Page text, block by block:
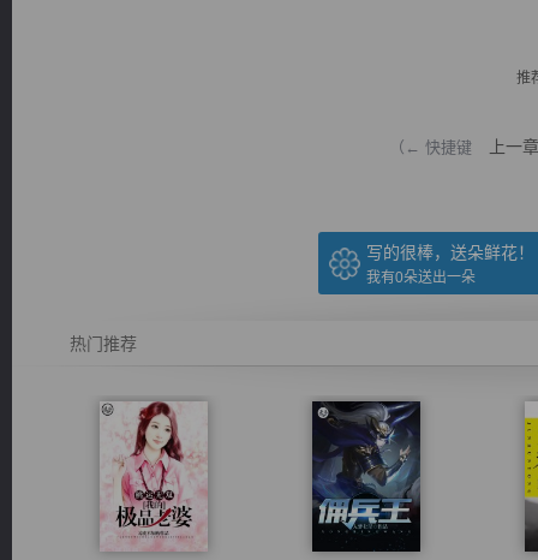
推
（← 快捷键 上一章
写的很棒，送朵鲜花！
我有0朵送出一朵
热门推荐